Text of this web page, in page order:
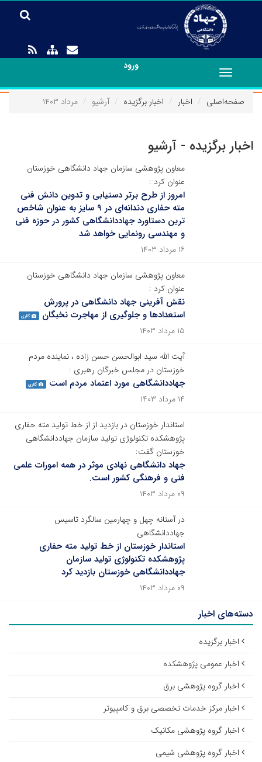
ورود
Toggle
navigation
صفحه‌اصلی
اخبار اخبار برگزیده آرشیو مرداد ۱۴۰۳
اخبار برگزیده - آرشیو
معاون پژوهشی سازمان جهاد دانشگاهی خوزستان
عنوان کرد :
امروز از طرح برتر دستیابی و تدوین دانش فنی
مته حفاری دندانه‌ای در ۹ سایز به عنوان شاخص
ترین دستاورد جهاددانشگاهی کشور در حوزه فنی
و مهندسی رونمایی خواهد شد
۱۶ مرداد ۱۴۰۳
معاون پژوهشی سازمان جهاد دانشگاهی خوزستان
عنوان کرد :
نقش آفرینی جهاد دانشگاهی در پرورش
استعدادها و جلوگیری از مهاجرت نخبگان
گالری
۱۵ مرداد ۱۴۰۳
آیت الله سید ابوالحسن حسن زاده ، نماینده مردم
خوزستان در مجلس خبرگان رهبری :
جهاددانشگاهی مورد اعتماد مردم است گالری
۱۴ مرداد ۱۴۰۳
استاندار خوزستان در بازدید از از خط تولید مته حفاری
پژوهشکده تکنولوژی تولید سازمان جهاددانشگاهی
خوزستان گفت:
جهاد دانشگاهی نهادی موثر در همه امورات علمی
فنی و فرهنگی کشور است.
۰۹ مرداد ۱۴۰۳
در آستانه چهل و چهارمین سالگرد تاسیس
جهاددانشگاهی
استاندار خوزستان از خط تولید مته حفاری
پژوهشکده تکنولوژی تولید سازمان
جهاددانشگاهی خوزستان بازدید کرد
۰۹ مرداد ۱۴۰۳
دسته‌های اخبار
اخبار برگزیده
اخبار عمومی پژوهشکده
اخبار گروه پژوهشی برق
اخبار مرکز خدمات تخصصی برق و کامپیوتر
اخبار گروه پژوهشی مکانیک
اخبار گروه پژوهشی شیمی